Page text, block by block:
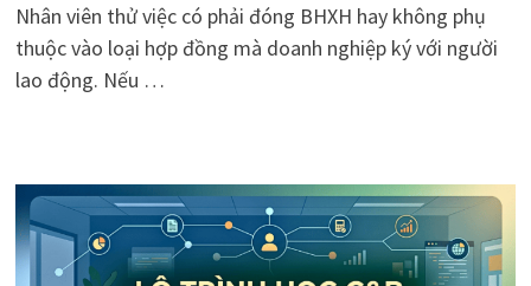
Nhân viên thử việc có phải đóng BHXH hay không phụ
thuộc vào loại hợp đồng mà doanh nghiệp ký với người
lao động. Nếu …